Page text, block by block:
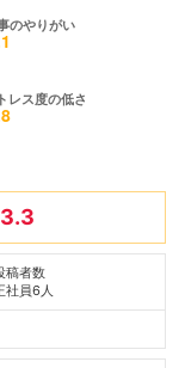
3.3
稿者数
社員6人
--万